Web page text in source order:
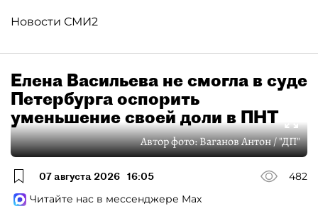
Новости СМИ2
Елена Васильева не смогла в суде
Петербурга оспорить
уменьшение своей доли в ПНТ
Автор фото:Ваганов Антон / "ДП"
07 августа 2026 16:05
482
Читайте нас в мессенджере Max